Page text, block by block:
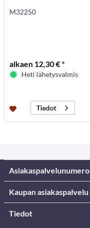
M32250
alkaen 12,30 € *
Heti lähetysvalmis
Tiedot
Asiakaspalvelunumero
Kaupan asiakaspalvelu
Tiedot